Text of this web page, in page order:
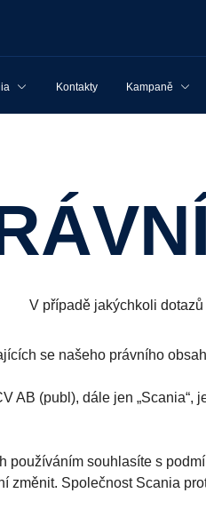
Kontakty Kampaně
V případě jakýchkoli
se našeho právního
AB (publ), dále jen
používáním souhlasíte s
změnit. Společnost Scania